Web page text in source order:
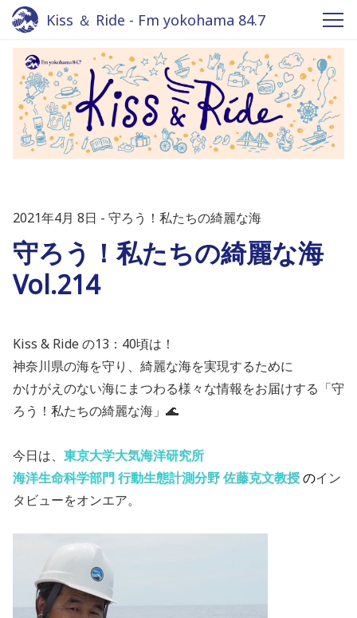
Kiss ＆ Ride - Fm yokohama 84.7
2021年4月 8日 守ろう！私たちの綺麗な海
守ろう！私たちの綺麗な海
Vol.214
Kiss & Ride の13：40頃は！
神奈川県の海を守り、綺麗な海を実現するために
かけがえのない海にまつわる様々な情報をお届けする「守
ろう！私たちの綺麗な海」🌊
今日は、 東京大学大気海洋研究所
海洋生命科学部門 行動生態計測分野佐藤克文教授のイン
タビューをオンエア。